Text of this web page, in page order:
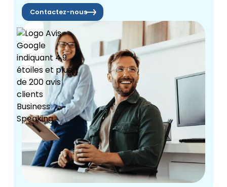
Contactez-nous